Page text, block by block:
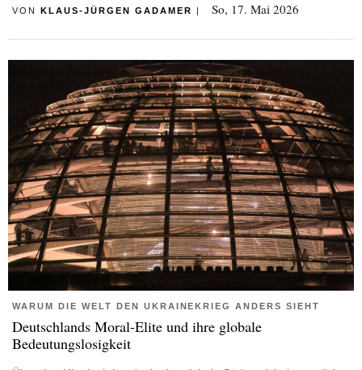
VON KLAUS-JÜRGEN GADAMER So, 17. Mai 2026
WARUM DIE WELT DEN UKRAINEKRIEG ANDERS SIEHT
Deutschlands Moral-Elite und ihre globale
Bedeutungslosigkeit